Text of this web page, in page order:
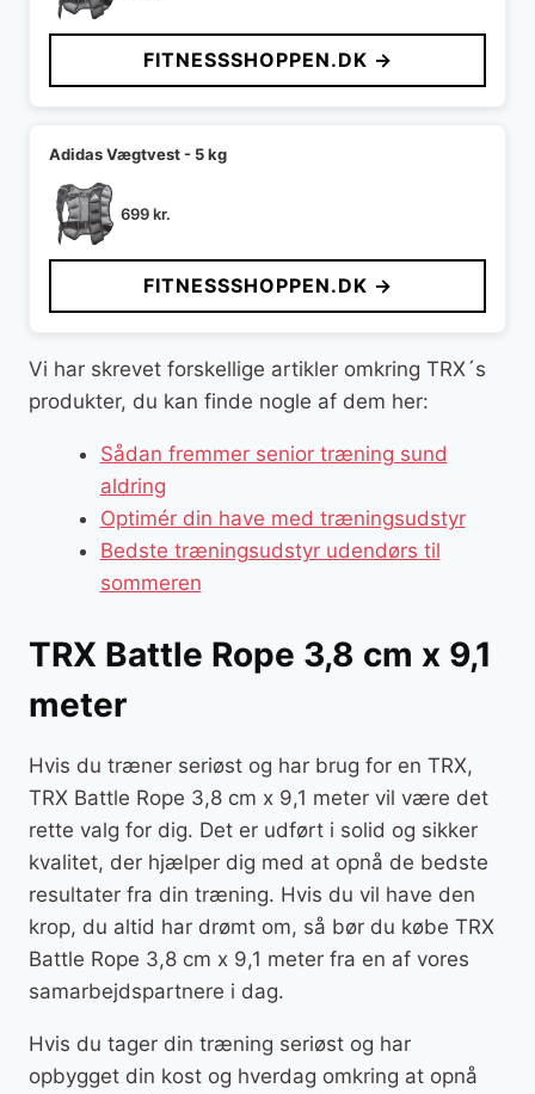
FITNESSSHOPPEN.DK →
Adidas Vægtvest - 5 kg
699kr.
FITNESSSHOPPEN.DK →
Vi har skrevet forskellige artikler omkring TRX´s
produkter, du kan finde nogle af dem her:
Sådan fremmer senior træning sund
aldring
Optimér din have med træningsudstyr
Bedste træningsudstyr udendørs til
sommeren
TRX Battle Rope 3,8 cm x 9,1
meter
Hvis du træner seriøst og har brug for en TRX,
TRX Battle Rope 3,8 cm x 9,1 meter vil være det
rette valg for dig. Det er udført i solid og sikker
kvalitet, der hjælper dig med at opnå de bedste
resultater fra din træning. Hvis du vil have den
krop, du altid har drømt om, så bør du købe TRX
Battle Rope 3,8 cm x 9,1 meter fra en af vores
samarbejdspartnere i dag.
Hvis du tager din træning seriøst og har
opbygget din kost og hverdag omkring at opnå